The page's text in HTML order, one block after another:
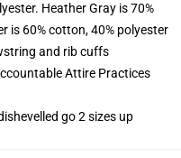
Heather Gray is 70%
is 60% cotton, 40% polyester
and rib cuffs
Attire Practices
go 2 sizes up